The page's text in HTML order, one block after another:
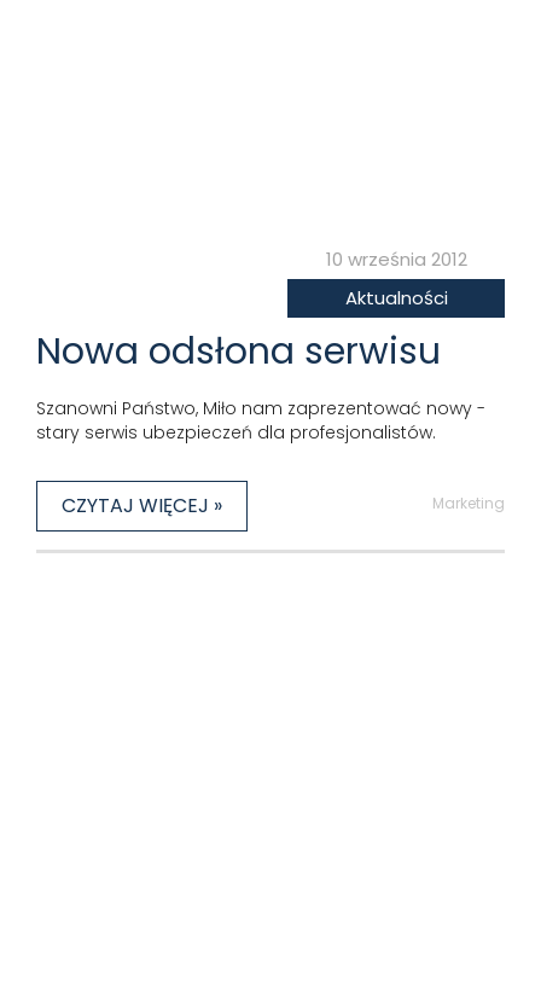
10 września 2012
Aktualności
Nowa odsłona serwisu
Szanowni Państwo, Miło nam zaprezentować nowy -
stary serwis ubezpieczeń dla profesjonalistów.
CZYTAJ WIĘCEJ » Marketing